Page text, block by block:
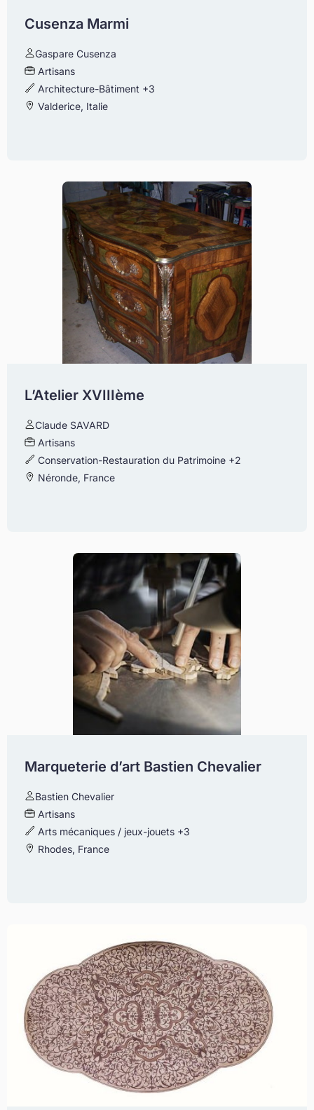
Cusenza Marmi
Gaspare Cusenza
Artisans
Architecture-Bâtiment +3
Valderice, Italie
L’Atelier XVIIIème
Claude SAVARD
Artisans
Conservation-Restauration du Patrimoine +2
Néronde, France
Marqueterie d’art Bastien Chevalier
Bastien Chevalier
Artisans
Arts mécaniques / jeux-jouets +3
Rhodes, France